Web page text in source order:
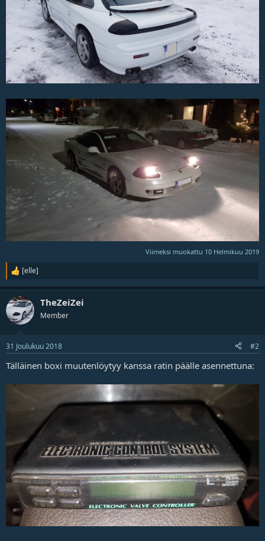
Viimeksi muokattu 10 Helmikuu 2019
R
e
a
k
t
i
[elle]
TheZeiZei
Member
31 Joulukuu 2018 #2
Tälläinen boxi muutenlöytyy kanssa ratin päälle asennettuna: